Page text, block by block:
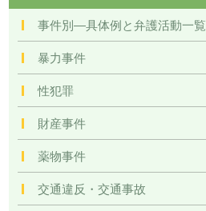
事件別―具体例と弁護活動一覧
暴力事件
性犯罪
財産事件
薬物事件
交通違反・交通事故